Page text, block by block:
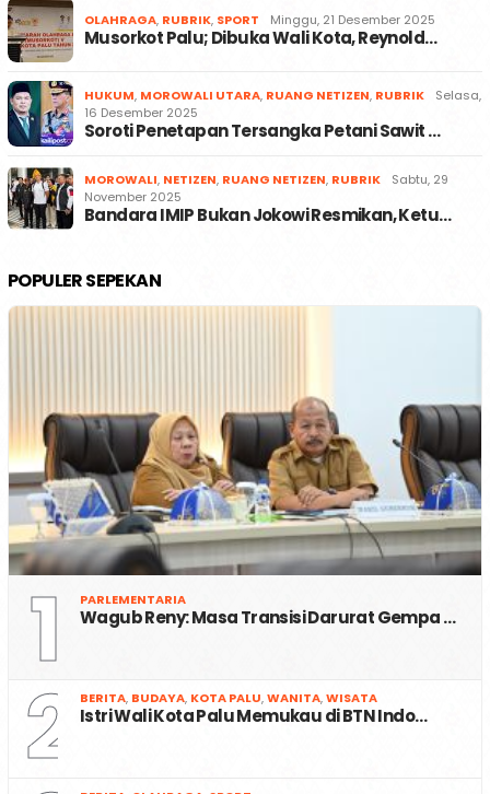
OLAHRAGA, RUBRIK, SPORT Minggu, 21 Desember 2025
Musorkot Palu; Dibuka Wali Kota, Reynold…
HUKUM, MOROWALI UTARA, RUANG NETIZEN, RUBRIK
Selasa,
16 Desember 2025
Soroti Penetapan Tersangka Petani Sawit …
MOROWALI, NETIZEN, RUANG NETIZEN, RUBRIK
Sabtu, 29
November 2025
Bandara IMIP Bukan Jokowi Resmikan, Ketu…
POPULER SEPEKAN
1 PARLEMENTARIA
Wagub Reny: Masa Transisi Darurat Gempa …
2 BERITA, BUDAYA, KOTA PALU,WANITA,WISATA
Istri Wali Kota Palu Memukau di BTN Indo…